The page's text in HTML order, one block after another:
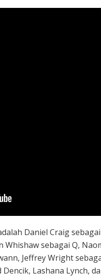
Daniel Craig
Whishaw sebagai Q,
Jeffrey Wright
Lashana Lynch,